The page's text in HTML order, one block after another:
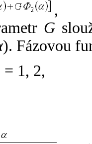
,
G
). Fázovou
= 1, 2,